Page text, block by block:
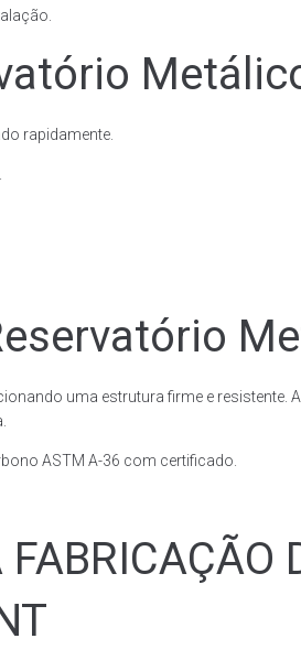
rapidamente.
uma estrutura firme e
ASTM A-36 com certificado.